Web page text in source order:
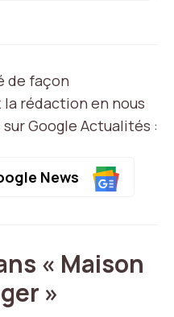
de façon
rédaction en nous
Google Actualités :
News
« Maison
»